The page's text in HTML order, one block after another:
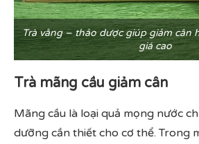
Trà vằng – thảo dược giúp giảm cân
giá cao
Trà mãng cầu giảm cân
Mãng cầu là loại quả mọng nước
dưỡng cần thiết cho cơ thể. Trong